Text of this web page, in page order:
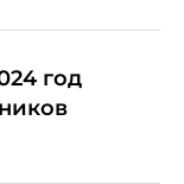
год